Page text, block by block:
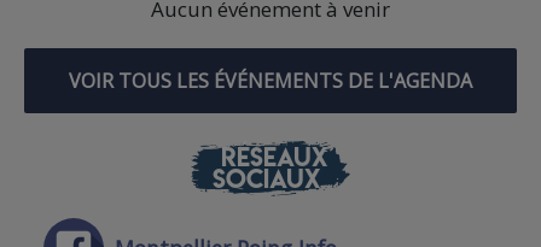
Aucun événement à venir
VOIR TOUS LES ÉVÉNEMENTS DE L'AGENDA
RÉSEAUX
SOCIAUX